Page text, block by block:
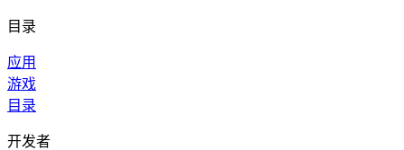
目录
应用
游戏
目录
开发者